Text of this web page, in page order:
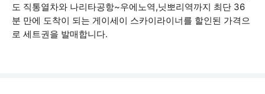
도 직통열차와 나리타공항~우에노역,닛뽀리역까지 최단 36
분 만에 도착이 되는 게이세이 스카이라이너를 할인된 가격으
로 세트권을 발매합니다.